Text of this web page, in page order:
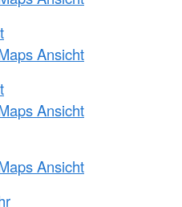
Ansicht
Ansicht
Ansicht